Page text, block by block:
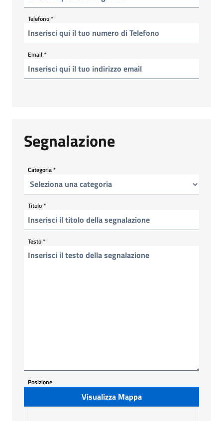
Telefono*
Email*
Segnalazione
Categoria*
Titolo*
Testo*
Posizione
Visualizza Mappa